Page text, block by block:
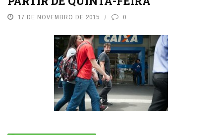
17 DE NOVEMBRO DE 2015 0